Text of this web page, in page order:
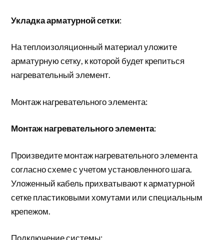
Укладка арматурной сетки:
На теплоизоляционный материал уложите
арматурную сетку, к которой будет крепиться
нагревательный элемент.
Монтаж нагревательного элемента:
Монтаж нагревательного элемента:
Произведите монтаж нагревательного элемента
согласно схеме с учетом установленного шага.
Уложенный кабель прихватывают к арматурной
сетке пластиковыми хомутами или специальным
крепежом.
Подключение системы: